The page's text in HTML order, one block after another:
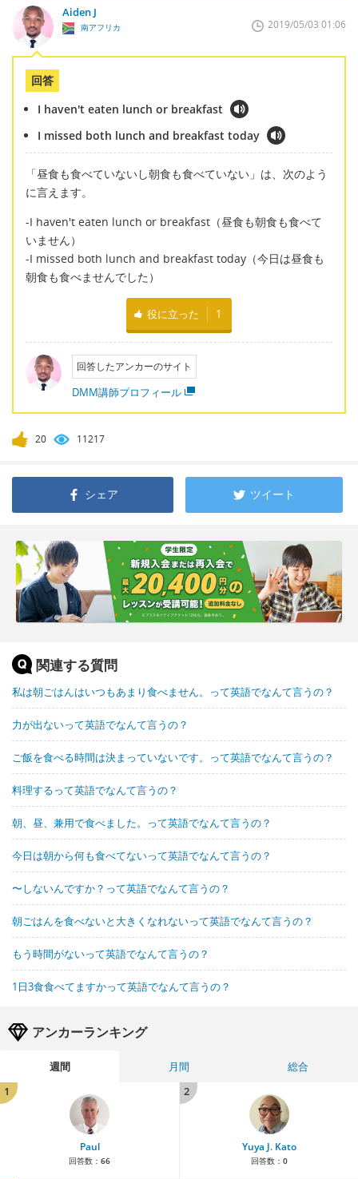
Aiden J
南アフリカ 2019/05/03 01:06
回答
I haven't eaten lunch or breakfast
I missed both lunch and breakfast today
「昼食も食べていないし朝食も食べていない」は、次のよう
に言えます。
-I haven't eaten lunch or breakfast（昼食も朝食も食べて
いません）
-I missed both lunch and breakfast today（今日は昼食も
朝食も食べませんでした）
役に立った 1
回答したアンカーのサイト
DMM講師プロフィール
20 11217
シェア ツイート
関連する質問
私は朝ごはんはいつもあまり食べません。って英語でなんて言うの？
力が出ないって英語でなんて言うの？
ご飯を食べる時間は決まっていないです。って英語でなんて言うの？
料理するって英語でなんて言うの？
朝、昼、兼用で食べました。って英語でなんて言うの？
今日は朝から何も食べてないって英語でなんて言うの？
〜しないんですか？って英語でなんて言うの？
朝ごはんを食べないと大きくなれないって英語でなんて言うの？
もう時間がないって英語でなんて言うの？
1日3食食べてますかって英語でなんて言うの？
アンカーランキング
週間 月間
総合
1
Paul
回答数： 66
2
Yuya J. Kato
回答数： 0